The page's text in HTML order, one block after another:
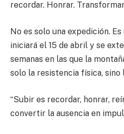
recordar. Honrar.
No es solo una expedición.
iniciará el 15 de abril y se
semanas en las que la
solo la resistencia física,
“Subir es recordar, honrar,
convertir la ausencia en